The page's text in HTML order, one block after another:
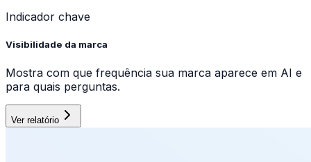
Indicador chave
Visibilidade da marca
Mostra com que frequência sua marca aparece em AI e
para quais perguntas.
Ver relatório